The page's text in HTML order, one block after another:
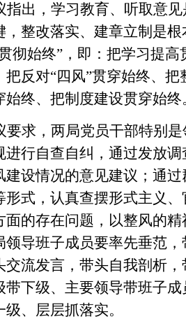
指出，学习教育、听取意
，整改落实、建章立制是
彻始终”，即：把学习提
把反对“四风”贯穿始终、
始终、把制度建设贯穿始终
要求，两局党员干部特别
进行自查自纠，通过发放
建设情况的意见建议；通
形式，认真查摆形式主义
面的存在问题，以整风的
领导班子成员要率先垂范
交流发言，带头自我剖析
带下级、主要领导带班子
、层层抓落实。